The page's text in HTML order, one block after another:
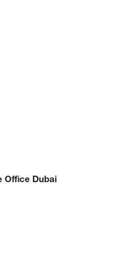
Office Dubai